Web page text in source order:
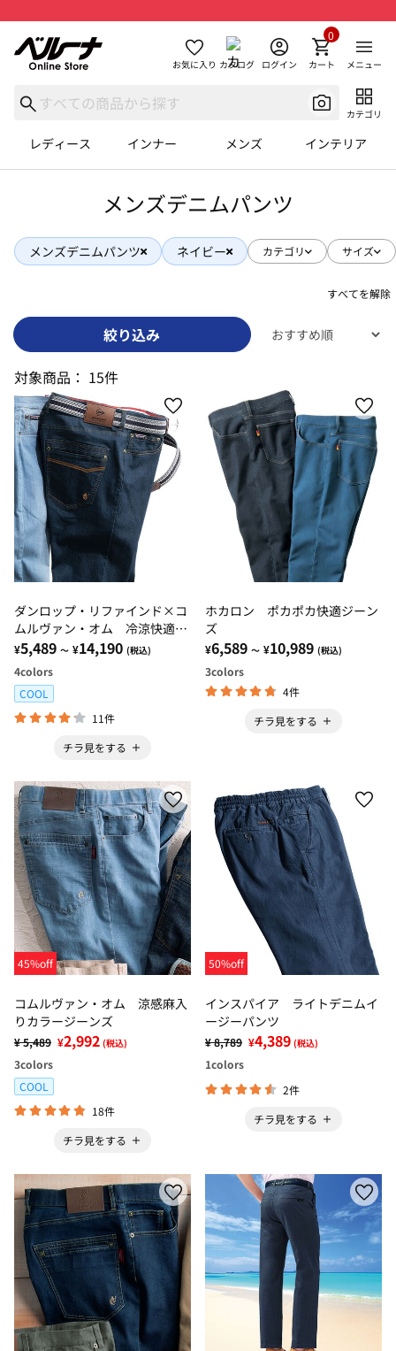
お気に入り カタログ ログイン カート
0
メニュー
カテゴリ
レディース インナー メンズ インテリア
メンズデニムパンツ
メンズデニムパンツ ネイビー カテゴリ サイズ
すべてを解除
絞り込み
対象商品： 15件
ダンロップ・リファインド×コ
ムルヴァン・オム 冷涼快適プ
レミアムジーンズ
¥5,489 ～ ¥14,190 (税込)
4colors
COOL
11件
チラ見をする
ホカロン ポカポカ快適ジーン
ズ
¥6,589 ～ ¥10,989 (税込)
3colors
4件
チラ見をする
45%off
コムルヴァン・オム 涼感麻入
りカラージーンズ
¥ 5,489 ¥2,992 (税込)
3colors
COOL
18件
チラ見をする
50%off
インスパイア ライトデニムイ
ージーパンツ
¥ 8,789 ¥4,389 (税込)
1colors
2件
チラ見をする